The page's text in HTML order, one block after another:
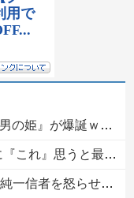
ｗｗｗｗｗｗｗｗｗｗｗ
楽になることが発覚！！！
果、好き嫌い5位にwwwwwwww